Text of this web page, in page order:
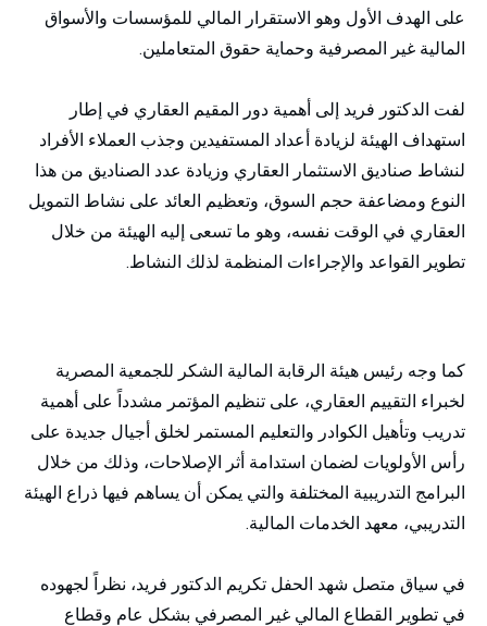
على الهدف الأول وهو الاستقرار المالي للمؤسسات والأسواق
المالية غير المصرفية وحماية حقوق المتعاملين.
لفت الدكتور فريد إلى أهمية دور المقيم العقاري في إطار
استهداف الهيئة لزيادة أعداد المستفيدين وجذب العملاء الأفراد
لنشاط صناديق الاستثمار العقاري وزيادة عدد الصناديق من هذا
النوع ومضاعفة حجم السوق، وتعظيم العائد على نشاط التمويل
العقاري في الوقت نفسه، وهو ما تسعى إليه الهيئة من خلال
تطوير القواعد والإجراءات المنظمة لذلك النشاط.
كما وجه رئيس هيئة الرقابة المالية الشكر للجمعية المصرية
لخبراء التقييم العقاري، على تنظيم المؤتمر مشدداً على أهمية
تدريب وتأهيل الكوادر والتعليم المستمر لخلق أجيال جديدة على
رأس الأولويات لضمان استدامة أثر الإصلاحات، وذلك من خلال
البرامج التدريبية المختلفة والتي يمكن أن يساهم فيها ذراع الهيئة
التدريبي، معهد الخدمات المالية.
في سياق متصل شهد الحفل تكريم الدكتور فريد، نظراً لجهوده
في تطوير القطاع المالي غير المصرفي بشكل عام وقطاع